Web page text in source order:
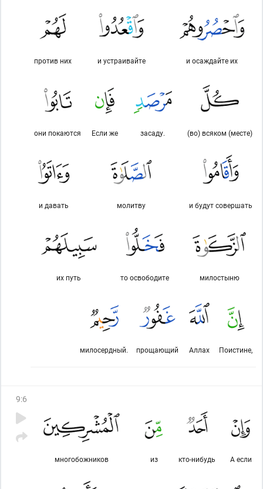
и осаждайте их
и устраивайте
против них
(во) всяком (месте)
засаду.
Если же
они покаются
и будут совершать
молитву
и давать
милостыню
то освободите
их путь
Поистине,
Аллах
прощающий
милосердный.
9:6
А если
кто-нибудь
из
многобожников